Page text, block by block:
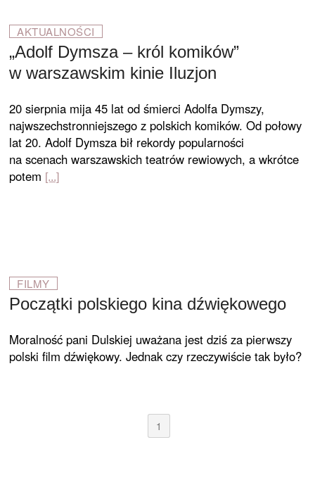
AKTUALNOŚCI
„Adolf Dymsza – król komików”
w warszawskim kinie Iluzjon
20 sierpnia mija 45 lat od śmierci Adolfa Dymszy,
najwszechstronniejszego z polskich komików. Od połowy
lat 20. Adolf Dymsza bił rekordy popularności
na scenach warszawskich teatrów rewiowych, a wkrótce
potem
FILMY
Początki polskiego kina dźwiękowego
Moralność pani Dulskiej uważana jest dziś za pierwszy
polski film dźwiękowy. Jednak czy rzeczywiście tak było?
1